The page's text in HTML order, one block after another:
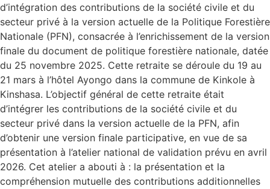
d’intégration des contributions de la société civile et du
secteur privé à la version actuelle de la Politique Forestière
Nationale (PFN), consacrée à l’enrichissement de la version
finale du document de politique forestière nationale, datée
du 25 novembre 2025. Cette retraite se déroule du 19 au
21 mars à l’hôtel Ayongo dans la commune de Kinkole à
Kinshasa. L’objectif général de cette retraite était
d’intégrer les contributions de la société civile et du
secteur privé dans la version actuelle de la PFN, afin
d’obtenir une version finale participative, en vue de sa
présentation à l’atelier national de validation prévu en avril
2026. Cet atelier a abouti à : la présentation et la
compréhension mutuelle des contributions additionnelles